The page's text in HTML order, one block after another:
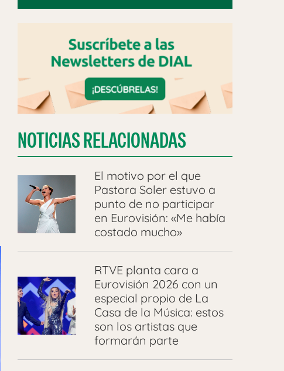
NOTICIAS RELACIONADAS
El motivo por el que
Pastora Soler estuvo a
punto de no participar
en Eurovisión: «Me había
costado mucho»
RTVE planta cara a
Eurovisión 2026 con un
especial propio de La
Casa de la Música: estos
son los artistas que
formarán parte